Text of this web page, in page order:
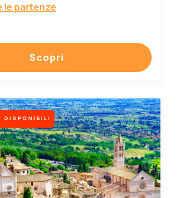
le partenze
Scopri
DISPONIBILI